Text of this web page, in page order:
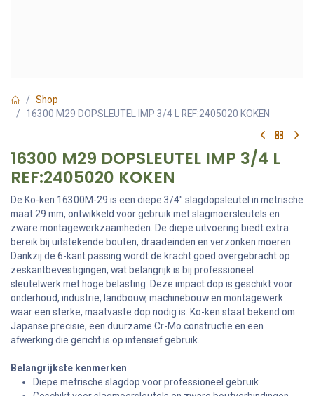
Shop
16300 M29 DOPSLEUTEL IMP 3/4 L REF:2405020 KOKEN
16300 M29 DOPSLEUTEL IMP 3/4 L
REF:2405020 KOKEN
De Ko-ken 16300M-29 is een diepe 3/4" slagdopsleutel in metrische
maat 29 mm, ontwikkeld voor gebruik met slagmoersleutels en
zware montagewerkzaamheden. De diepe uitvoering biedt extra
bereik bij uitstekende bouten, draadeinden en verzonken moeren.
Dankzij de 6-kant passing wordt de kracht goed overgebracht op
zeskantbevestigingen, wat belangrijk is bij professioneel
sleutelwerk met hoge belasting. Deze impact dop is geschikt voor
onderhoud, industrie, landbouw, machinebouw en montagewerk
waar een sterke, maatvaste dop nodig is. Ko-ken staat bekend om
Japanse precisie, een duurzame Cr-Mo constructie en een
afwerking die gericht is op intensief gebruik.
Belangrijkste kenmerken
Diepe metrische slagdop voor professioneel gebruik